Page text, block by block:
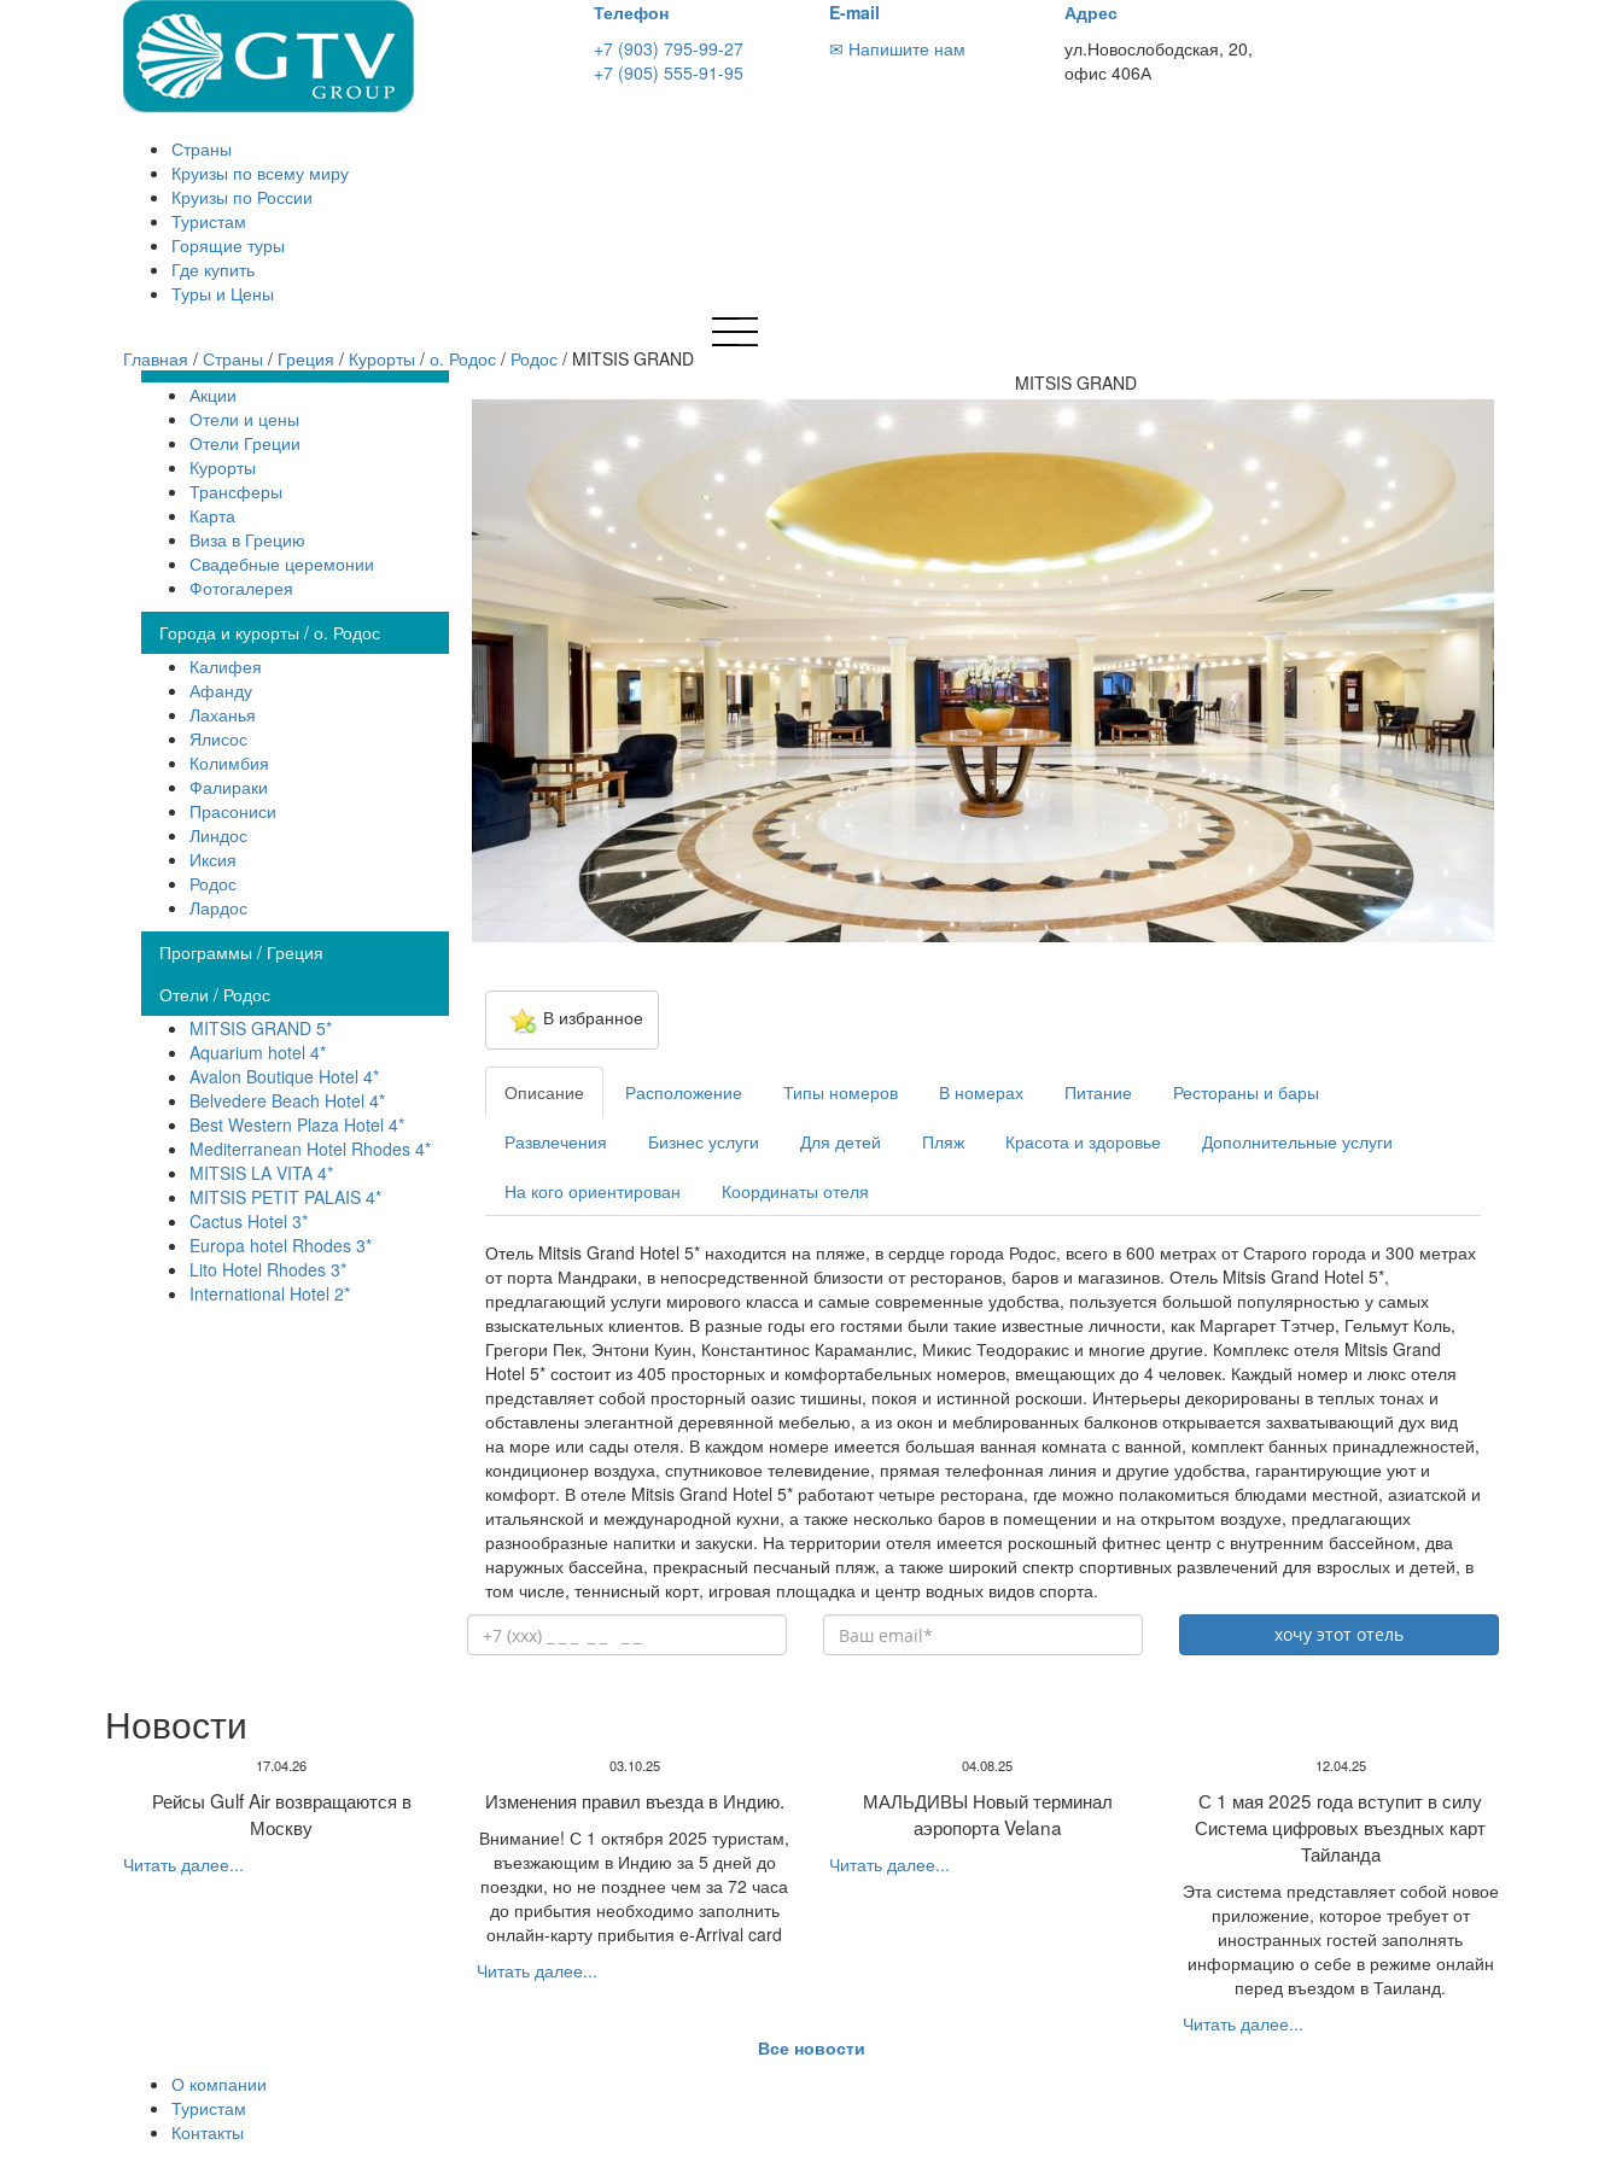
Телефон
+7 (903) 795-99-27
+7 (905) 555-91-95
E-mail
✉ Напишите нам
Адрес
ул.Новослободская, 20,
офис 406А
Страны
Круизы по всему миру
Круизы по России
Туристам
Горящие туры
Где купить
Туры и Цены
Главная / Страны / Греция / Курорты / о. Родос / Родос / MITSIS GRAND
MITSIS GRAND
В избранное
Описание Расположение Типы номеров В номерах Питание Рестораны и бары
Развлечения Бизнес услуги Для детей Пляж Красота и здоровье Дополнительные услуги
На кого ориентирован Координаты отеля
Отель Mitsis Grand Hotel 5* находится на пляже, в сердце города Родос, всего в 600 метрах от Старого города и 300 метрах
от порта Мандраки, в непосредственной близости от ресторанов, баров и магазинов. Отель Mitsis Grand Hotel 5*,
предлагающий услуги мирового класса и самые современные удобства, пользуется большой популярностью у самых
взыскательных клиентов. В разные годы его гостями были такие известные личности, как Маргарет Тэтчер, Гельмут Коль,
Грегори Пек, Энтони Куин, Константинос Караманлис, Микис Теодоракис и многие другие. Комплекс отеля Mitsis Grand
Hotel 5* состоит из 405 просторных и комфортабельных номеров, вмещающих до 4 человек. Каждый номер и люкс отеля
представляет собой просторный оазис тишины, покоя и истинной роскоши. Интерьеры декорированы в теплых тонах и
обставлены элегантной деревянной мебелью, а из окон и меблированных балконов открывается захватывающий дух вид
на море или сады отеля. В каждом номере имеется большая ванная комната с ванной, комплект банных принадлежностей,
кондиционер воздуха, спутниковое телевидение, прямая телефонная линия и другие удобства, гарантирующие уют и
комфорт. В отеле Mitsis Grand Hotel 5* работают четыре ресторана, где можно полакомиться блюдами местной, азиатской и
итальянской и международной кухни, а также несколько баров в помещении и на открытом воздухе, предлагающих
разнообразные напитки и закуски. На территории отеля имеется роскошный фитнес центр с внутренним бассейном, два
наружных бассейна, прекрасный песчаный пляж, а также широкий спектр спортивных развлечений для взрослых и детей, в
том числе, теннисный корт, игровая площадка и центр водных видов спорта.
Акции
Отели и цены
Отели Греции
Курорты
Трансферы
Карта
Виза в Грецию
Свадебные церемонии
Фотогалерея
Города и курорты / о. Родос
Калифея
Афанду
Лаханья
Ялисос
Колимбия
Фалираки
Прасониси
Линдос
Иксия
Родос
Лардос
Программы / Греция
Отели / Родос
MITSIS GRAND 5*
Aquarium hotel 4*
Avalon Boutique Hotel 4*
Belvedere Beach Hotel 4*
Best Western Plaza Hotel 4*
Mediterranean Hotel Rhodes 4*
MITSIS LA VITA 4*
MITSIS PETIT PALAIS 4*
Cactus Hotel 3*
Europa hotel Rhodes 3*
Lito Hotel Rhodes 3*
International Hotel 2*
Новости
17.04.26
Рейсы Gulf Air возвращаются в
Москву
Читать далее...
03.10.25
Изменения правил въезда в Индию.
Внимание! С 1 октября 2025 туристам,
въезжающим в Индию за 5 дней до
поездки, но не позднее чем за 72 часа
до прибытия необходимо заполнить
онлайн-карту прибытия e-Arrival card
Читать далее...
04.08.25
МАЛЬДИВЫ Новый терминал
аэропорта Velana
Читать далее...
12.04.25
С 1 мая 2025 года вступит в силу
Система цифровых въездных карт
Тайланда
Эта система представляет собой новое
приложение, которое требует от
иностранных гостей заполнять
информацию о себе в режиме онлайн
перед въездом в Таиланд.
Читать далее...
Все новости
О компании
Туристам
Контакты